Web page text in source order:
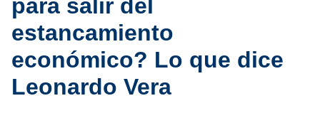
para salir del
estancamiento
económico? Lo que dice
Leonardo Vera